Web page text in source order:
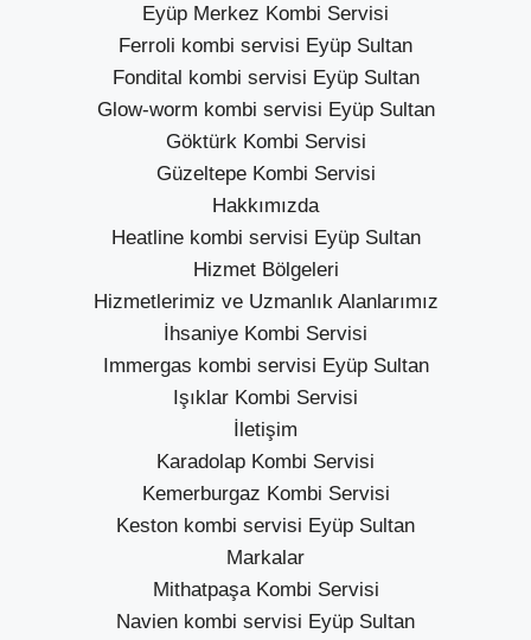
Eyüp Merkez Kombi Servisi
Ferroli kombi servisi Eyüp Sultan
Fondital kombi servisi Eyüp Sultan
Glow-worm kombi servisi Eyüp Sultan
Göktürk Kombi Servisi
Güzeltepe Kombi Servisi
Hakkımızda
Heatline kombi servisi Eyüp Sultan
Hizmet Bölgeleri
Hizmetlerimiz ve Uzmanlık Alanlarımız
İhsaniye Kombi Servisi
Immergas kombi servisi Eyüp Sultan
Işıklar Kombi Servisi
İletişim
Karadolap Kombi Servisi
Kemerburgaz Kombi Servisi
Keston kombi servisi Eyüp Sultan
Markalar
Mithatpaşa Kombi Servisi
Navien kombi servisi Eyüp Sultan